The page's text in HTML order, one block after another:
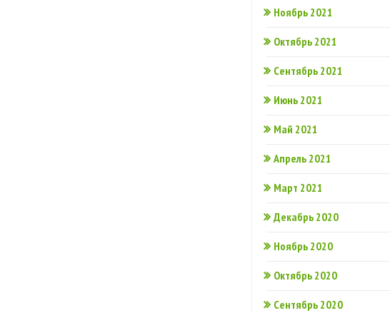
Ноябрь 2021
Октябрь 2021
Сентябрь 2021
Июнь 2021
Май 2021
Апрель 2021
Март 2021
Декабрь 2020
Ноябрь 2020
Октябрь 2020
Сентябрь 2020